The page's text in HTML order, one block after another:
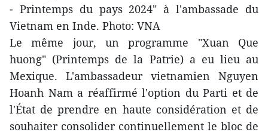
- Printemps du pays 2024" à l'ambassade du
Vietnam en Inde. Photo: VNA
Le même jour, un programme "Xuan Que
huong" (Printemps de la Patrie) a eu lieu au
Mexique. L'ambassadeur vietnamien Nguyen
Hoanh Nam a réaffirmé l'option du Parti et de
l'État de prendre en haute considération et de
souhaiter consolider continuellement le bloc de